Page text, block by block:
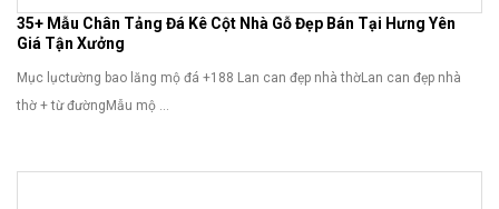
35+ Mẫu Chân Tảng Đá Kê Cột Nhà Gỗ Đẹp Bán Tại Hưng Yên
Giá Tận Xưởng
Mục lụctường bao lăng mộ đá +188 Lan can đẹp nhà thờLan can đẹp nhà
thờ + từ đườngMẫu mộ ...